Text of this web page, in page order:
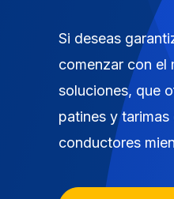
Si deseas
comenzar con el
soluciones, que
patines y
conductores